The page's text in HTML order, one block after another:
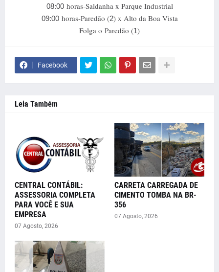
08:00horas-Saldanha x Parque Industrial
09:00horas-Paredão (2) x Alto da Boa Vista
Folga o Paredão (1)
Facebook
Leia Também
CENTRAL CONTÁBIL:
ASSESSORIA COMPLETA
PARA VOCÊ E SUA
EMPRESA
07 Agosto, 2026
CARRETA CARREGADA DE
CIMENTO TOMBA NA BR-
356
07 Agosto, 2026